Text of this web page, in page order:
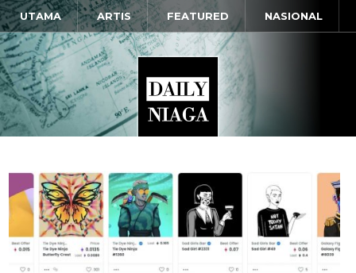
UTAMA ARTIS FEATURED NASIONAL